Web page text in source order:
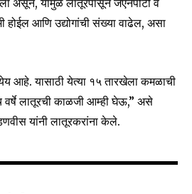
Privacy Policy
32,111
Followers
75
Followers
असून, यामुळे लातूरपासून जेएनपीटी व
होईल आणि उद्योगांची संख्या वाढेल, असा
आहे. यासाठी येत्या १५ तारखेला कमळाची
वर्षे लातूरची काळजी आम्ही घेऊ,” असे
यांनी लातूरकरांना केले.